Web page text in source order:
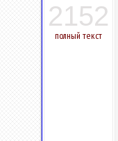
2152
полный текст